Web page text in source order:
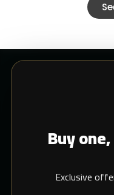
Buy
Exclusive